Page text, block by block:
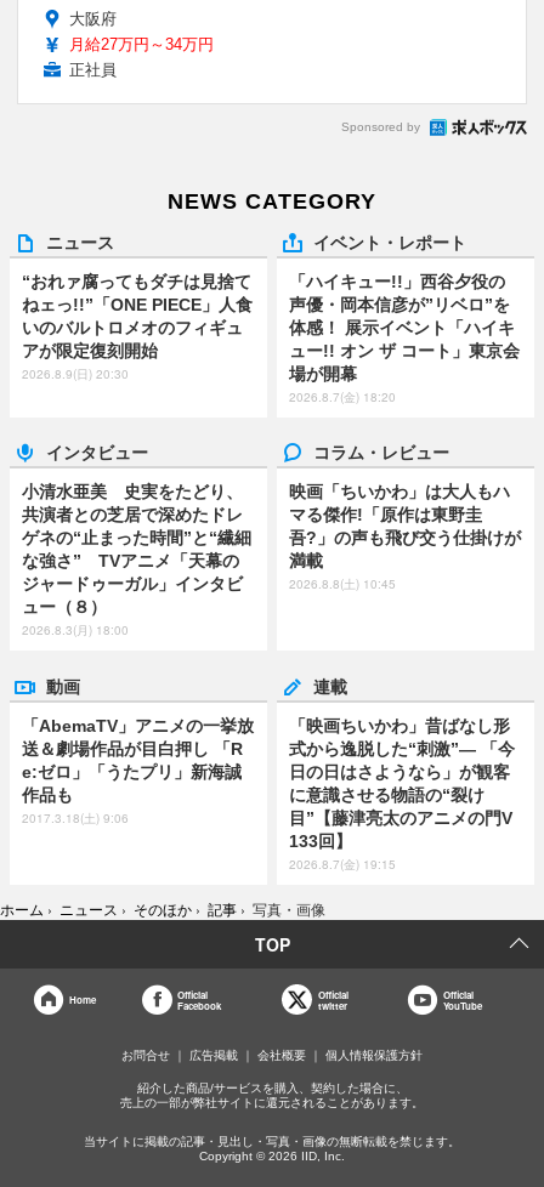
大阪府
月給27万円～34万円
正社員
Sponsored by
NEWS CATEGORY
ニュース
“おれァ腐ってもダチは見捨て
ねェっ!!”「ONE PIECE」人食
いのバルトロメオのフィギュ
アが限定復刻開始
2026.8.9(日) 20:30
イベント・レポート
「ハイキュー!!」西谷夕役の
声優・岡本信彦が”リベロ”を
体感！ 展示イベント「ハイキ
ュー!! オン ザ コート」東京会
場が開幕
2026.8.7(金) 18:20
インタビュー
小清水亜美 史実をたどり、
共演者との芝居で深めたドレ
ゲネの“止まった時間”と“繊細
な強さ” TVアニメ「天幕の
ジャードゥーガル」インタビ
ュー（８）
2026.8.3(月) 18:00
コラム・レビュー
映画「ちいかわ」は大人もハ
マる傑作!「原作は東野圭
吾?」の声も飛び交う仕掛けが
満載
2026.8.8(土) 10:45
動画
「AbemaTV」アニメの一挙放
送＆劇場作品が目白押し 「R
e:ゼロ」「うたプリ」新海誠
作品も
2017.3.18(土) 9:06
連載
「映画ちいかわ」昔ばなし形
式から逸脱した“刺激”― 「今
日の日はさようなら」が観客
に意識させる物語の“裂け
目”【藤津亮太のアニメの門V
133回】
2026.8.7(金) 19:15
ホーム › ニュース › そのほか › 記事 › 写真・画像
TOP
Home
Official
Facebook
Official
twitter
Official
YouTube
お問合せ 広告掲載 会社概要 個人情報保護方針
紹介した商品/サービスを購入、契約した場合に、
売上の一部が弊社サイトに還元されることがあります。
当サイトに掲載の記事・見出し・写真・画像の無断転載を禁じます。
Copyright © 2026 IID, Inc.